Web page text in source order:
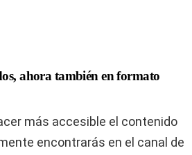
ahora también en formato
más accesible el contenido
encontrarás en el canal de